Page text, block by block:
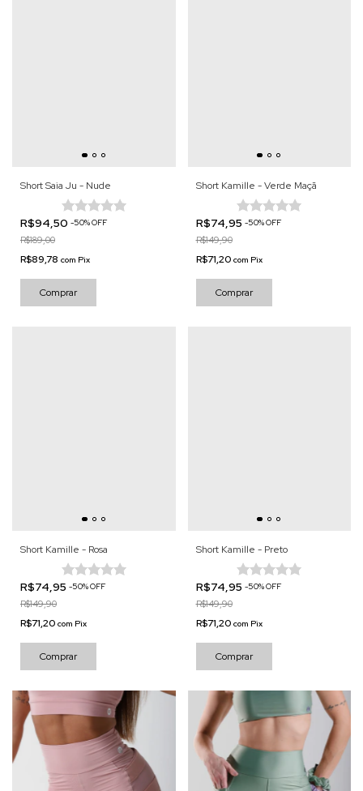
Short Saia Ju - Nude
R$94,50 -50%OFF
R$189,00
R$89,78 com Pix
Comprar
Short Kamille - Verde Maçã
R$74,95 -50%OFF
R$149,90
R$71,20 com Pix
Comprar
Short Kamille - Rosa
R$74,95 -50%OFF
R$149,90
R$71,20 com Pix
Comprar
Short Kamille - Preto
R$74,95 -50%OFF
R$149,90
R$71,20 com Pix
Comprar